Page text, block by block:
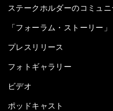
ステークホルダーのコミュニ
「フォーラム・ストーリー」
プレスリリース
フォトギャラリー
ビデオ
ポッドキャスト